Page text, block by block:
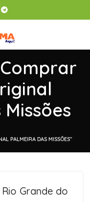
PALMEIRA DAS MISSÕES"
Grande do